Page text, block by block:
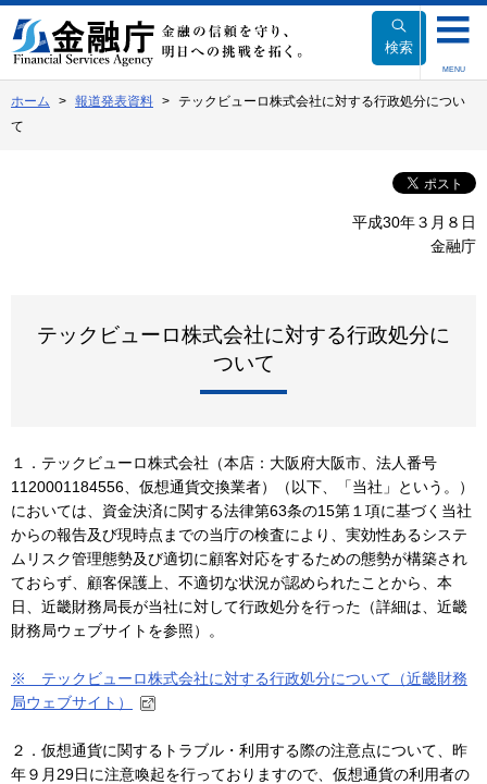
文
へ
動
検索
MENU
ホーム 報道発表資料
テックビューロ株式会社に対する行政処分につい
て
平成30年３月８日
金融庁
テックビューロ株式会社に対する行政処分に
ついて
１．テックビューロ株式会社（本店：大阪府大阪市、法人番号
1120001184556、仮想通貨交換業者）（以下、「当社」という。）
においては、資金決済に関する法律第63条の15第１項に基づく当社
からの報告及び現時点までの当庁の検査により、実効性あるシステ
ムリスク管理態勢及び適切に顧客対応をするための態勢が構築され
ておらず、顧客保護上、不適切な状況が認められたことから、本
日、近畿財務局長が当社に対して行政処分を行った（詳細は、近畿
財務局ウェブサイトを参照）。
※ テックビューロ株式会社に対する行政処分について（近畿財務
局ウェブサイト）
２．仮想通貨に関するトラブル・利用する際の注意点について、昨
年９月29日に注意喚起を行っておりますので、仮想通貨の利用者の